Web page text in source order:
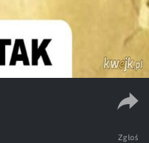
Zgłoś